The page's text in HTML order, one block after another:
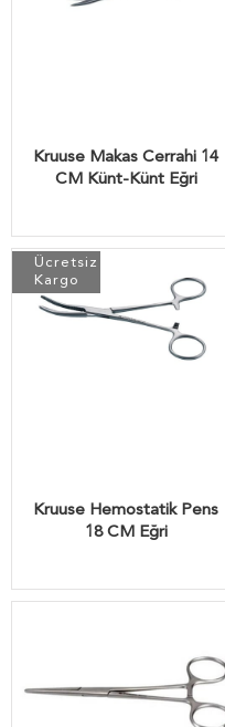
Kruuse Makas Cerrahi 14
CM Künt-Künt Eğri
Kruuse Hemostatik Pens
18 CM Eğri
Ücretsiz
Kargo